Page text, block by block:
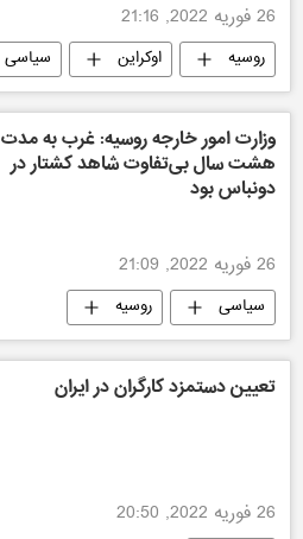
26 فوریه 2022, 21:16
روسیه اوکراین سیاسی
وزارت امور خارجه روسیه: غرب به مدت
هشت سال بی‌تفاوت شاهد کشتار در
دونباس بود
26 فوریه 2022, 21:09
سیاسی روسیه
تعیین دستمزد کارگران در ایران
26 فوریه 2022, 20:50